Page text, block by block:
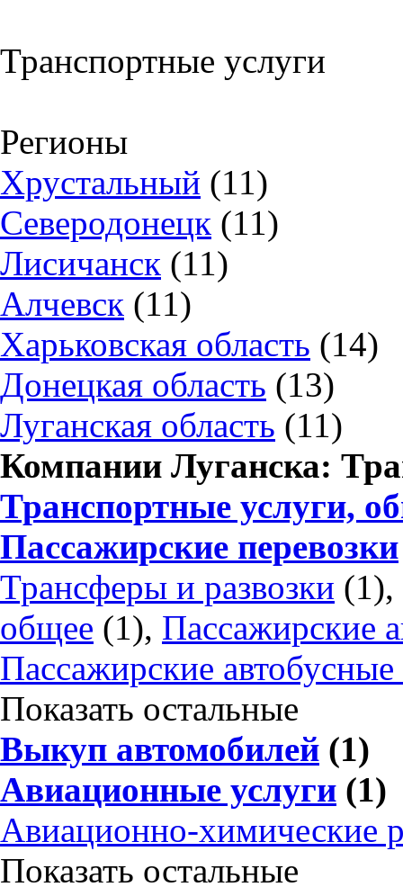
Транспортные услуги
Регионы
Хрустальный (11)
Северодонецк (11)
Лисичанск (11)
Алчевск (11)
Харьковская область (14)
Донецкая область (13)
Луганская область (11)
Компании Луганска:
Транспортные услуги,
Пассажирские перевозки
Трансферы и развозки (1),
общее (1), Пассажирские
Пассажирские автобусные
Показать остальные
Выкуп автомобилей (1)
Авиационные услуги (1)
Авиационно-химические
Показать остальные